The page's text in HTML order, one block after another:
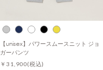
【unisex】パワースムースニット ジョ
ガーパンツ
￥31,900(税込)